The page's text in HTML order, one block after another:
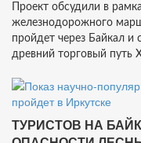
Проект обсудили в
железнодорожного
пройдет через Байкал и
древний торговый путь
ТУРИСТОВ НА